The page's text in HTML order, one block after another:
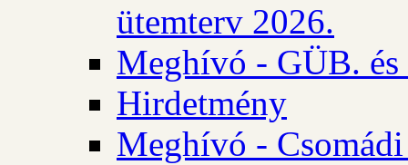
ütemterv 2026.
Meghívó - GÜB.
Hirdetmény
Meghívó -